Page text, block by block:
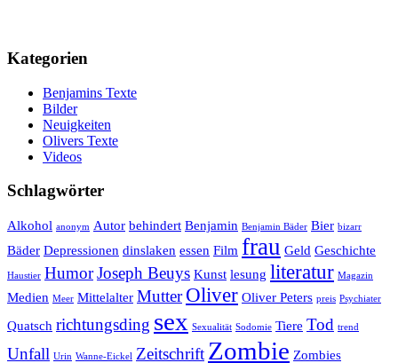
Kategorien
Benjamins Texte
Bilder
Neuigkeiten
Olivers Texte
Videos
Schlagwörter
Alkohol anonym Autor behindert Benjamin Benjamin Bäder Bier bizarr
Bäder Depressionen dinslaken essen Film frau Geld Geschichte
Haustier HumorJoseph Beuys Kunst lesung literatur Magazin
Medien Meer Mittelalter Mutter Oliver Oliver Peters preis Psychiater
Quatsch richtungsding sex Sexualität Sodomie Tiere Tod trend
Unfall Urin Wanne-Eickel Zeitschrift Zombie Zombies